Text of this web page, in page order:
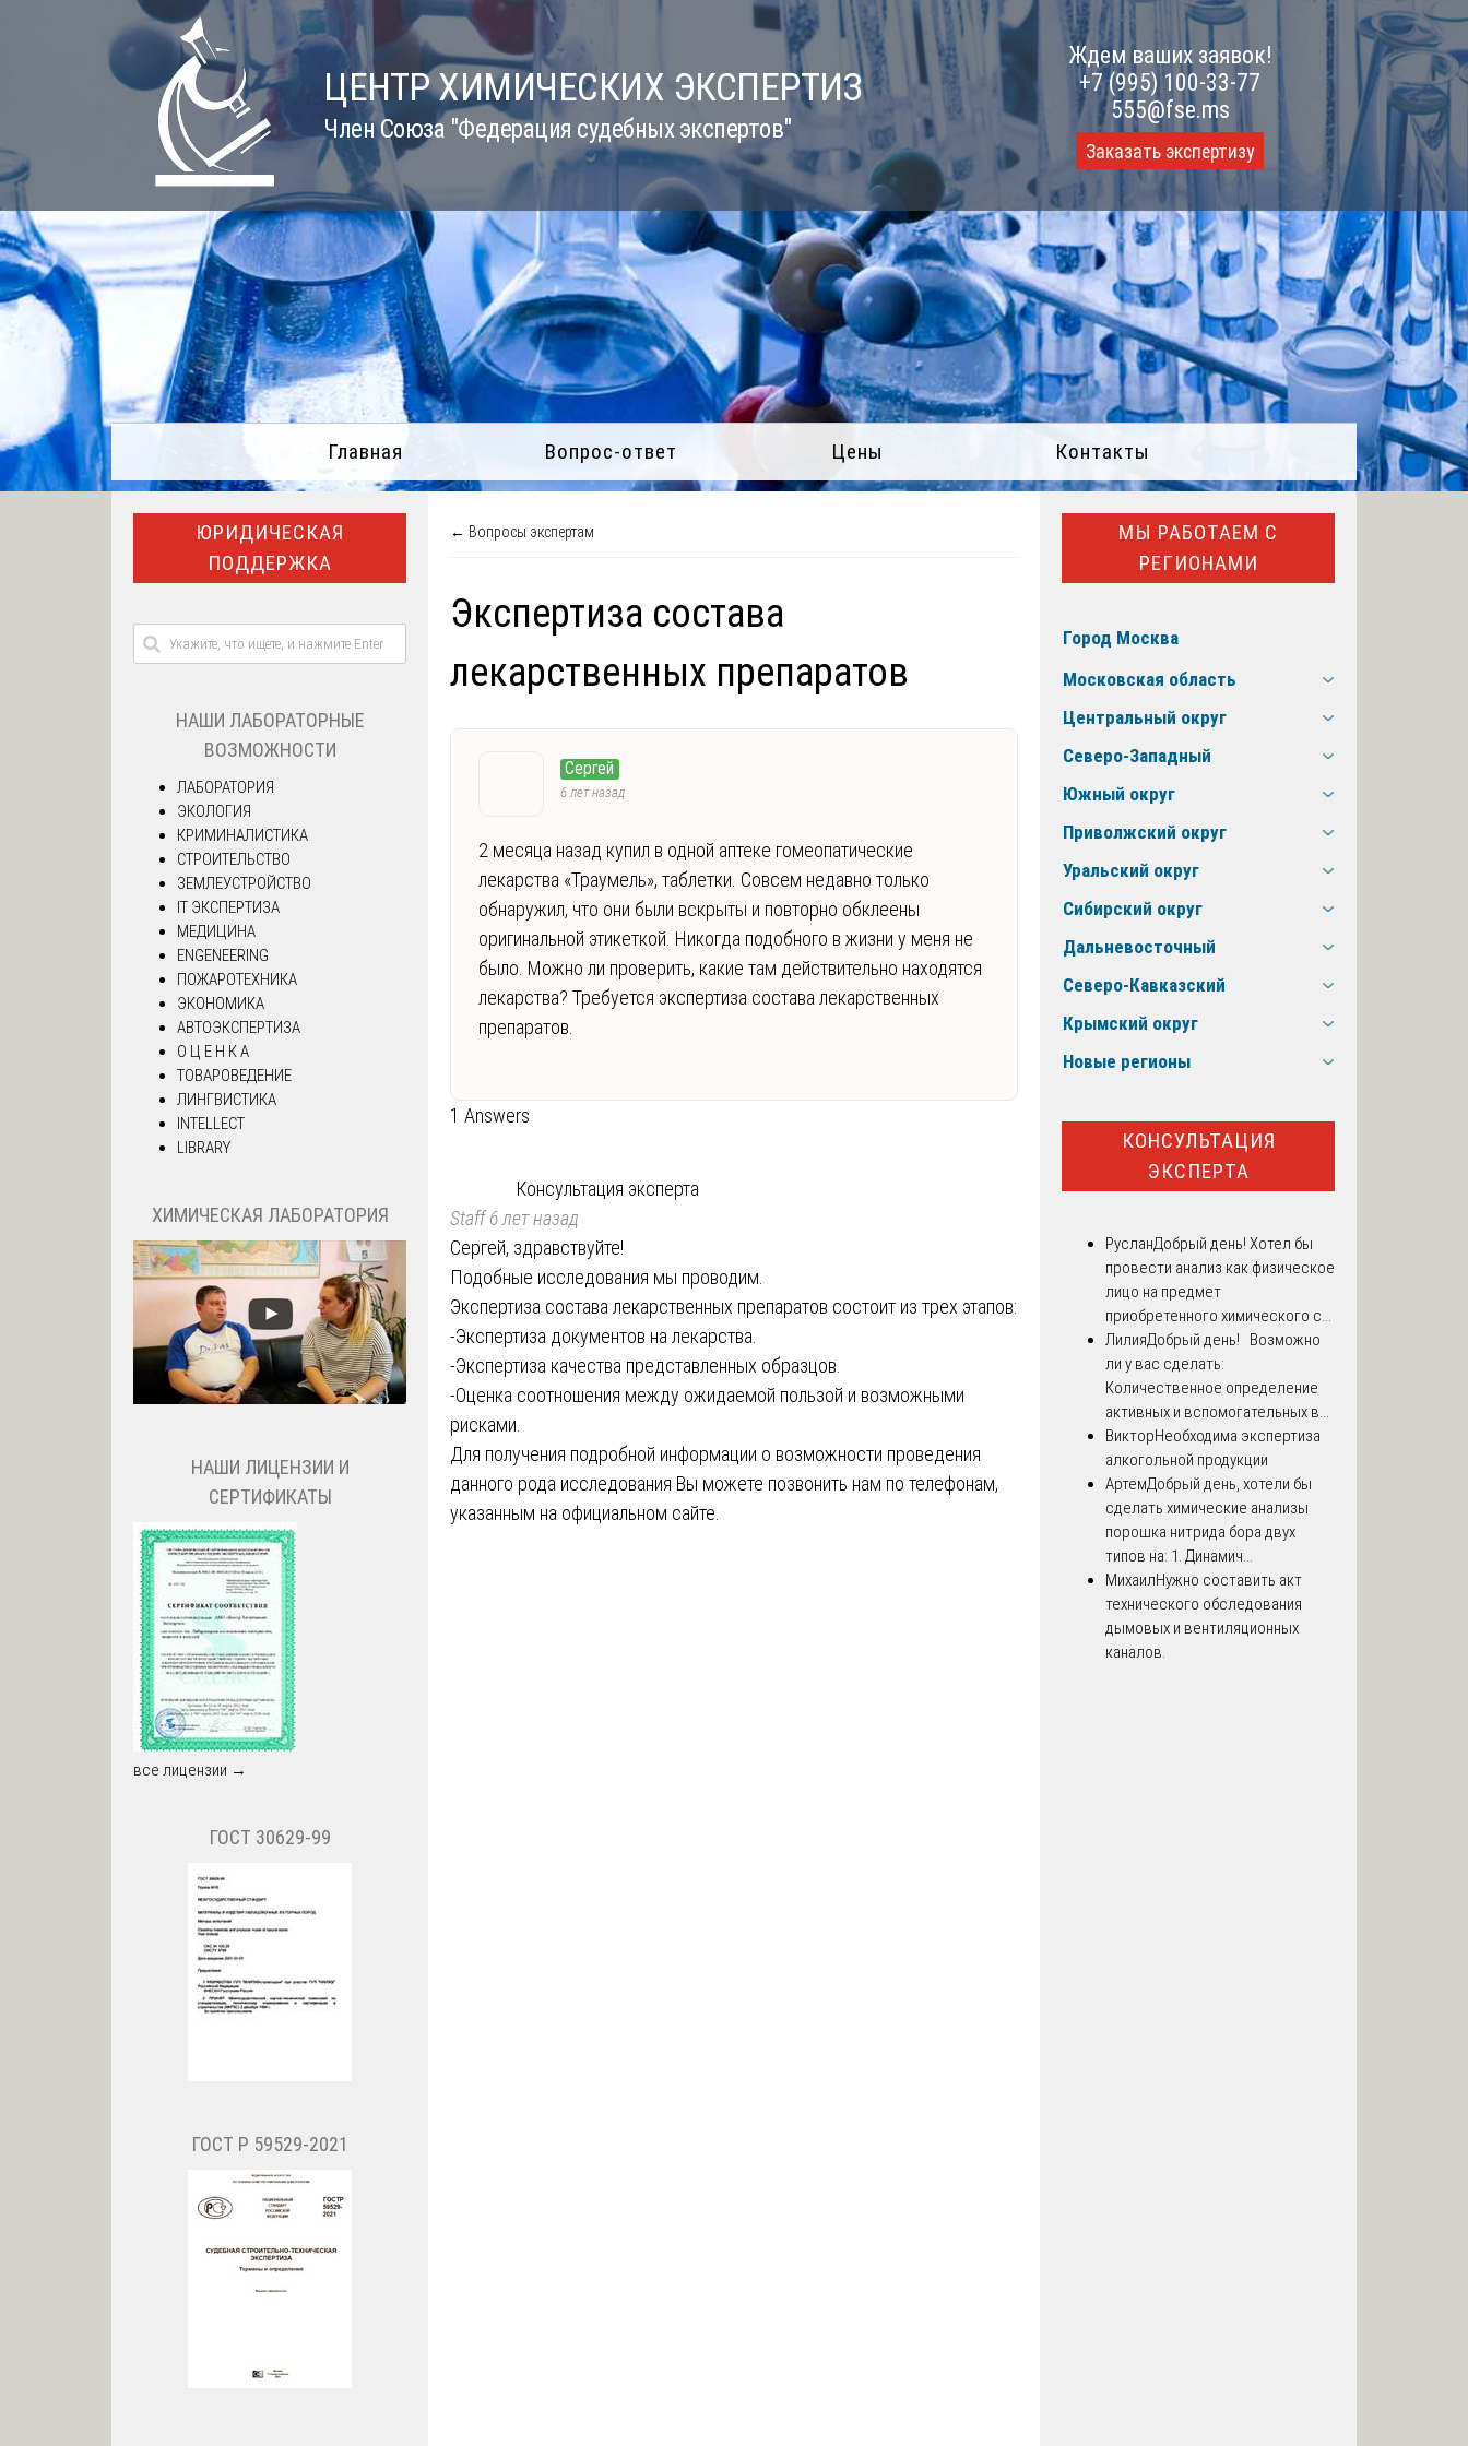
ЦЕНТР ХИМИЧЕСКИХ ЭКСПЕРТИЗ
Член Союза "Федерация судебных экспертов"
Ждем ваших заявок!
+7 (995) 100-33-77
555@fse.ms
Заказать экспертизу
Главная Вопрос-ответ Цены Контакты
← Вопросы экспертам
Экспертиза состава
лекарственных препаратов
Сергей
6 лет назад
2 месяца назад купил в одной аптеке гомеопатические
лекарства «Траумель», таблетки. Совсем недавно только
обнаружил, что они были вскрыты и повторно обклеены
оригинальной этикеткой. Никогда подобного в жизни у меня не
было. Можно ли проверить, какие там действительно находятся
лекарства? Требуется экспертиза состава лекарственных
препаратов.
1 Answers
Консультация эксперта
Staff6 лет назад
Сергей, здравствуйте!
Подобные исследования мы проводим.
Экспертиза состава лекарственных препаратов состоит из трех этапов:
-Экспертиза документов на лекарства.
-Экспертиза качества представленных образцов.
-Оценка соотношения между ожидаемой пользой и возможными
рисками.
Для получения подробной информации о возможности проведения
данного рода исследования Вы можете позвонить нам по телефонам,
указанным на официальном сайте.
ЮРИДИЧЕСКАЯ
ПОДДЕРЖКА
НАШИ ЛАБОРАТОРНЫЕ
ВОЗМОЖНОСТИ
ЛАБОРАТОРИЯ
ЭКОЛОГИЯ
КРИМИНАЛИСТИКА
СТРОИТЕЛЬСТВО
ЗЕМЛЕУСТРОЙСТВО
IT ЭКСПЕРТИЗА
МЕДИЦИНА
ENGENEERING
ПОЖАРОТЕХНИКА
ЭКОНОМИКА
АВТОЭКСПЕРТИЗА
О Ц Е Н К А
ТОВАРОВЕДЕНИЕ
ЛИНГВИСТИКА
INTELLECT
LIBRARY
ХИМИЧЕСКАЯ ЛАБОРАТОРИЯ
НАШИ ЛИЦЕНЗИИ И
СЕРТИФИКАТЫ
все лицензии →
ГОСТ 30629-99
ГОСТ Р 59529-2021
МЫ РАБОТАЕМ С
РЕГИОНАМИ
Город Москва
Московская область
Центральный округ
Северо-Западный
Южный округ
Приволжский округ
Уральский округ
Сибирский округ
Дальневосточный
Северо-Кавказский
Крымский округ
Новые регионы
КОНСУЛЬТАЦИЯ
ЭКСПЕРТА
РусланДобрый день! Хотел бы
провести анализ как физическое
лицо на предмет
приобретенного химического с...
ЛилияДобрый день! Возможно
ли у вас сделать:
Количественное определение
активных и вспомогательных в...
ВикторНеобходима экспертиза
алкогольной продукции
АртемДобрый день, хотели бы
сделать химические анализы
порошка нитрида бора двух
типов на: 1. Динамич...
МихаилНужно составить акт
технического обследования
дымовых и вентиляционных
каналов.